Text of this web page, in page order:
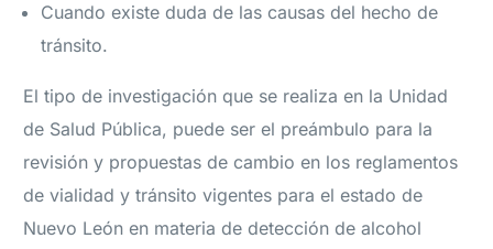
Cuando existe duda de las causas del hecho de
tránsito.
El tipo de investigación que se realiza en la Unidad
de Salud Pública, puede ser el preámbulo para la
revisión y propuestas de cambio en los reglamentos
de vialidad y tránsito vigentes para el estado de
Nuevo León en materia de detección de alcohol